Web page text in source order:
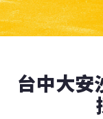
台中大安